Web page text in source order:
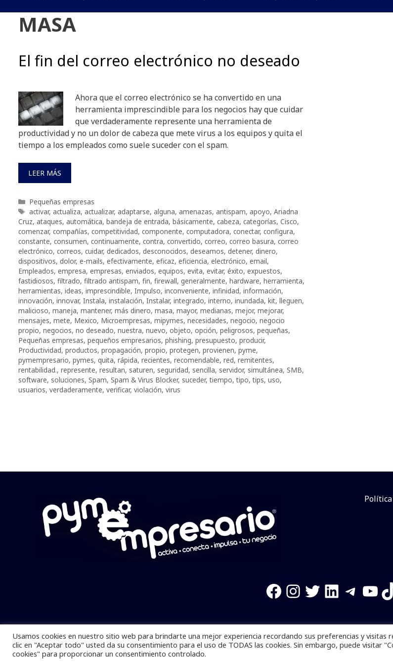
MASA
El fin del correo electrónico no deseado
Ahora que el correo electrónico se ha convertido en una
herramienta imprescindible para los negocios hay que cuidar
que verdaderamente represente una herramienta de
productividad y no un dolor de cabeza que mete virus a los equipos y quita el
tiempo a los empleados como suele suceder con el spam.
LEER MÁS
Categorías
Pequeñas empresas
Etiquetas
activar, actualiza, actualizar, adaptarse, alguna, amenazas, antispam, apoyo, Ariadna
Cruz, ataques, automática, bandeja de entrada, básicamente, cabeza, categorías, Cisco,
comenzar, compañías, competitividad, componente, computadora, conectar, configura,
constante, consumen, continuamente, contra, convertido, correo, correo basura, correo
electrónico, correos, cuidar, dedicados, desconocidos, deseamos, detener, dinero,
dispositivos, dolor, e-mails, efectivamente, eficaz, eficiencia, electrónico, email,
Empleados, empresa, empresas, enviados, equipos, evita, evitar, éxito, expuestos,
fastidiosos, filtrado, filtrado antispam, fin, firewall, generalmente, hardware, herramienta,
herramientas, ideas, imprescindible, Impulso, inconveniente, infinidad, información,
innovación, innovar, Instala, instalación, Instalar, integrado, interno, inundada, kit, lleguen,
malicioso, maneja, mantener, más dinero, masa, mayor, medianas, mejor, mejorar,
mensajes, mete, Mexico, Microempresas, mipymes, necesidades, negocio, negocio
propio, negocios, no deseado, nuestra, nuevo, objeto, opción, peligrosos, pequeñas,
Pequeñas empresas, pequeños empresarios, phishing, presupuesto, producir,
Productividad, productos, propagación, propio, protegen, provienen, pyme,
pymempresario, pymes, quita, rápida, recientes, recomendable, red, remitentes,
rentabilidad., represente, resultan, saturen, seguridad, sencilla, servidor, simultánea, SMB,
software, soluciones, Spam, Spam & Virus Blocker, suceder,tiempo,tipo,tips, uso,
usuarios, verdaderamente, verificar, violación, virus
Facebook
Instagram
Twitter
LinkedIn
Pymempresario © 2025 Todos los derechos reservados. Se prohibe el uso de la
Desarrollado poryalla ya!
Usamos cookies en nuestro sitio web para brindarte una mejor experiencia recordando sus preferencias y visitas
clic en "Aceptar todo" usted da su consentimiento para el uso de TODAS las cookies. Sin embargo, puede visitar
cookies" para proporcionar un consentimiento controlado.